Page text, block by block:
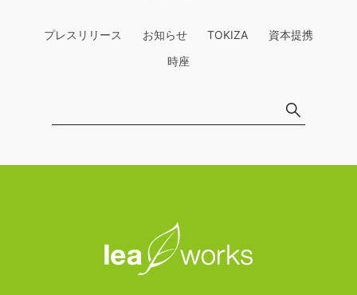
プレスリリース お知らせ TOKIZA
資本提携
時座